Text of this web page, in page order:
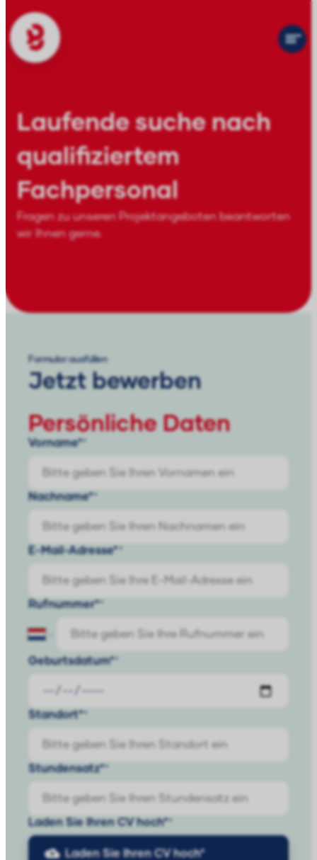
Laufende suche nach
qualifiziertem
Fachpersonal
Fragen zu unseren Projektangeboten beantworten
wir Ihnen gerne.
Formular ausfüllen
Jetzt bewerben
Persönliche Daten
Vorname*
Nachname*
E-Mail-Adresse*
Rufnummer*
Geburtsdatum*
Standort*
Stundensatz*
Laden Sie Ihren CV hoch*
Laden Sie Ihren CV hoch*